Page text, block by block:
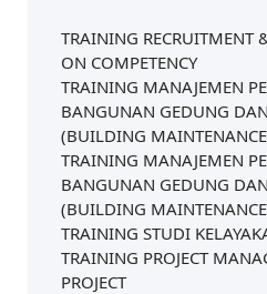
TRAINING RECRUITMENT
ON COMPETENCY
TRAINING MANAJEMEN
BANGUNAN GEDUNG
(BUILDING
TRAINING MANAJEMEN
BANGUNAN GEDUNG
(BUILDING
TRAINING STUDI
TRAINING PROJECT
PROJECT